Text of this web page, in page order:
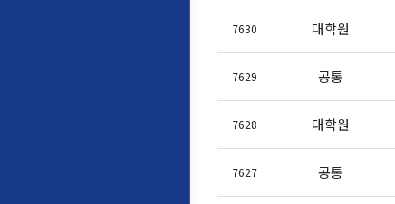
7630 대학원
7629 공통
7628 대학원
7627 공통